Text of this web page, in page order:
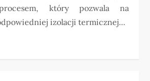
który pozwala na
izolacji termicznej…